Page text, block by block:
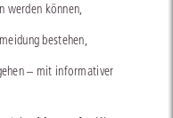
werden können,
bestehen,
– mit informativer